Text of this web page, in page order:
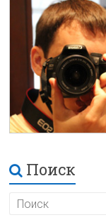
Поиск